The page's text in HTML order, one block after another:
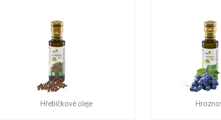
Hřebíčkové oleje